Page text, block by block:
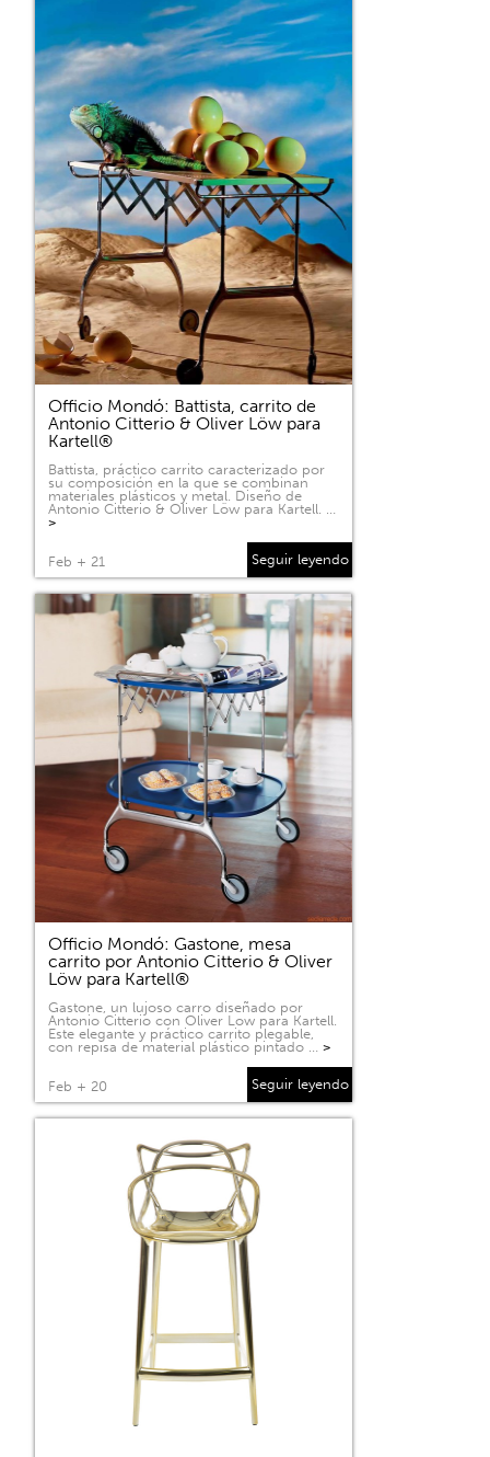
Officio Mondó: Battista, carrito de
Antonio Citterio & Oliver Löw para
Kartell®
Battista, práctico carrito caracterizado por
su composición en la que se combinan
materiales plásticos y metal. Diseño de
Antonio Citterio & Oliver Löw para Kartell. …
>
Feb + 21 Seguir leyendo
Officio Mondó: Gastone, mesa
carrito por Antonio Citterio & Oliver
Löw para Kartell®
Gastone, un lujoso carro diseñado por
Antonio Citterio con Oliver Low para Kartell.
Este elegante y práctico carrito plegable,
con repisa de material plástico pintado … >
Feb + 20 Seguir leyendo